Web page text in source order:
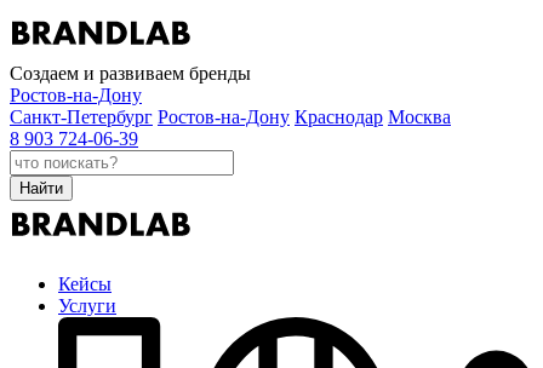
Создаем и развиваем бренды
Ростов-на-Дону
Санкт-Петербург Ростов-на-Дону Краснодар Москва
8 903 724-06-39
Найти
Кейсы
Услуги